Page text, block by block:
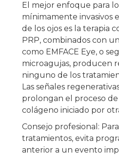
El mejor enfoque para
mínimamente invasivos
de los ojos es la terapia
PRP, combinados con
como EMFACE Eye, o
microagujas, producen
ninguno de los
Las señales
prolongan el proceso
colágeno iniciado por
Consejo profesional:
tratamientos, evita
anterior a un evento